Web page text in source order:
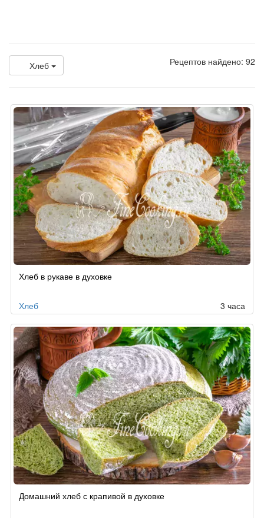
Хлеб Рецептов найдено: 92
Хлеб в рукаве в духовке
Хлеб 3 часа
Домашний хлеб с крапивой в духовке